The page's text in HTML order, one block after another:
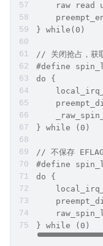
raw read
} while(0)
// 关闭抢占，获取
#define
do {
} while (0)
// 不保存
#define
do {
} while (0)